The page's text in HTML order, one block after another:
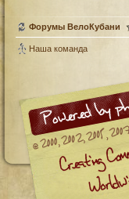
Форумы ВелоКубани
Наша команда